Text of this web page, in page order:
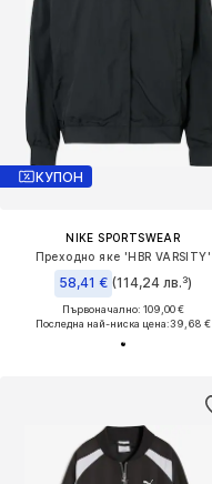
КУПОН
NIKE SPORTSWEAR
Преходно яке 'HBR VARSITY'
58,41 € (114,24 лв.³)
Първоначално: 109,00 €
Последна най-ниска цена:39,68 €